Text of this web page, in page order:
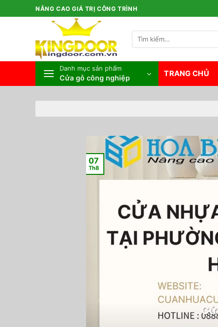
qua
NÂNG CAO GIÁ TRỊ CÔNG TRÌNH
Tìm
kiếm:
Danh mục sản phẩm
Cửa gỗ công nghiệp TRANG CHỦ
07
Th8